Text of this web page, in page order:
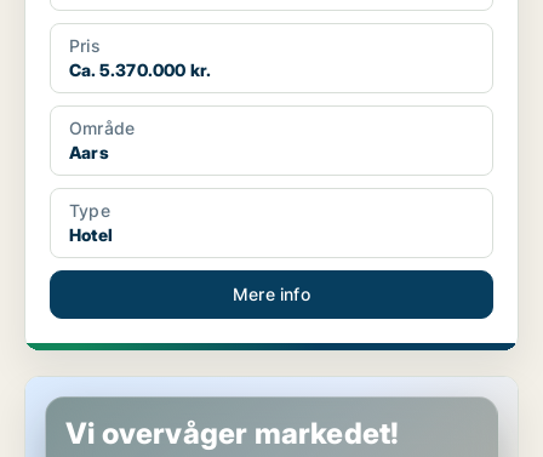
Pris
Ca. 5.370.000 kr.
Område
Aars
Type
Hotel
Mere info
Hotelejendom i Løkken
Vi overvåger markedet!